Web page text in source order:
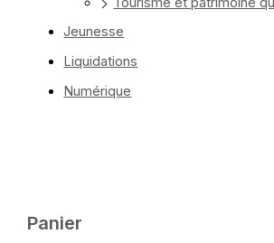
Jeunesse
Liquidations
Numérique
Panier